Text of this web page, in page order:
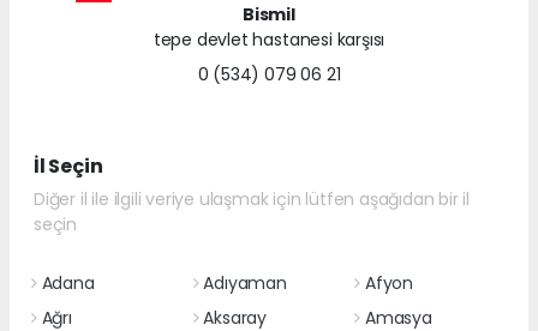
Bismil
tepe devlet hastanesi karşısı
0 (534) 079 06 21
İl Seçin
Diğer il ile ilgili veriye ulaşmak için lütfen aşağıdan bir il
seçin
Adana Adıyaman
Afyon
Ağrı
Aksaray
Amasya